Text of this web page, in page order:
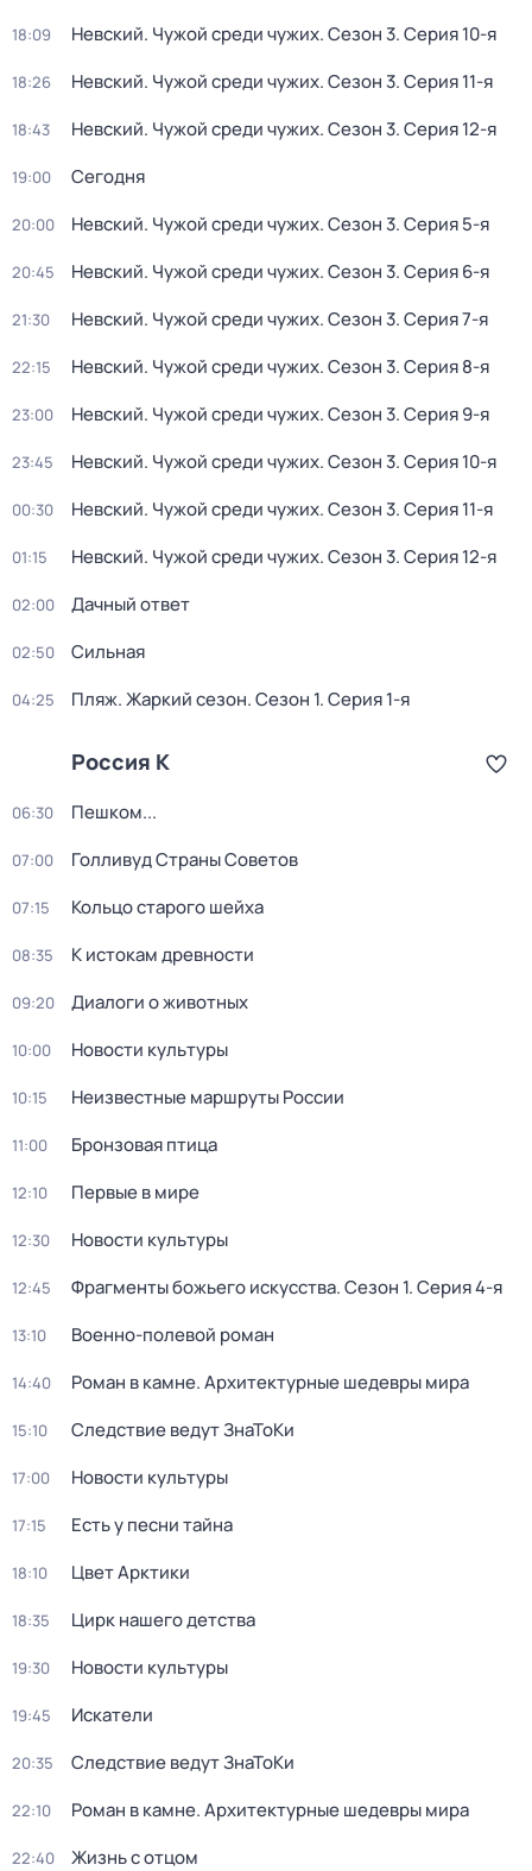
18:09 Невский. Чужой среди чужих. Сезон 3. Серия 10-я
18:26 Невский. Чужой среди чужих. Сезон 3. Серия 11-я
18:43 Невский. Чужой среди чужих. Сезон 3. Серия 12-я
19:00 Сегодня
20:00 Невский. Чужой среди чужих. Сезон 3. Серия 5-я
20:45 Невский. Чужой среди чужих. Сезон 3. Серия 6-я
21:30 Невский. Чужой среди чужих. Сезон 3. Серия 7-я
22:15 Невский. Чужой среди чужих. Сезон 3. Серия 8-я
23:00 Невский. Чужой среди чужих. Сезон 3. Серия 9-я
23:45 Невский. Чужой среди чужих. Сезон 3. Серия 10-я
00:30 Невский. Чужой среди чужих. Сезон 3. Серия 11-я
01:15 Невский. Чужой среди чужих. Сезон 3. Серия 12-я
02:00 Дачный ответ
02:50 Сильная
04:25 Пляж. Жаркий сезон. Сезон 1. Серия 1-я
Россия К
06:30 Пешком...
07:00 Голливуд Страны Советов
07:15 Кольцо старого шейха
08:35 К истокам древности
09:20 Диалоги о животных
10:00 Новости культуры
10:15 Неизвестные маршруты России
11:00 Бронзовая птица
12:10 Первые в мире
12:30 Новости культуры
12:45 Фрагменты божьего искусства. Сезон 1. Серия 4-я
13:10 Военно-полевой роман
14:40 Роман в камне. Архитектурные шедевры мира
15:10 Следствие ведут ЗнаТоКи
17:00 Новости культуры
17:15 Есть у песни тайна
18:10 Цвет Арктики
18:35 Цирк нашего детства
19:30 Новости культуры
19:45 Искатели
20:35 Следствие ведут ЗнаТоКи
22:10 Роман в камне. Архитектурные шедевры мира
22:40 Жизнь с отцом